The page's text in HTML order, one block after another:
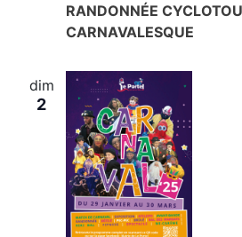
RANDONNÉE
CARNAVALESQUE
dim
2